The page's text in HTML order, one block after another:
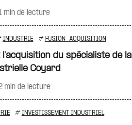
min de lecture
INDUSTRIE # FUSION-ACQUISITION
du spécialiste de la
Coyard
min de lecture
# INVESTISSEMENT INDUSTRIEL